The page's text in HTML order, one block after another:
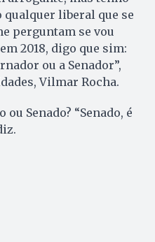
liberal que se
perguntam se vou
2018, digo que sim:
ou a Senador”,
Vilmar Rocha.
Senado? “Senado, é